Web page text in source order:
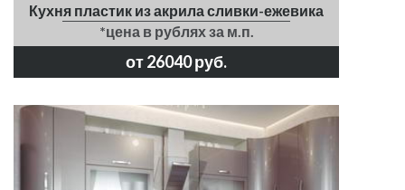
Кухня пластик из акрила сливки-ежевика
*цена в рублях за м.п.
от 26040 руб.